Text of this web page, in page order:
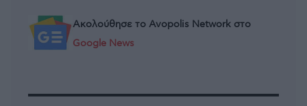
Ακολούθησε το Avopolis Network στο
Google News